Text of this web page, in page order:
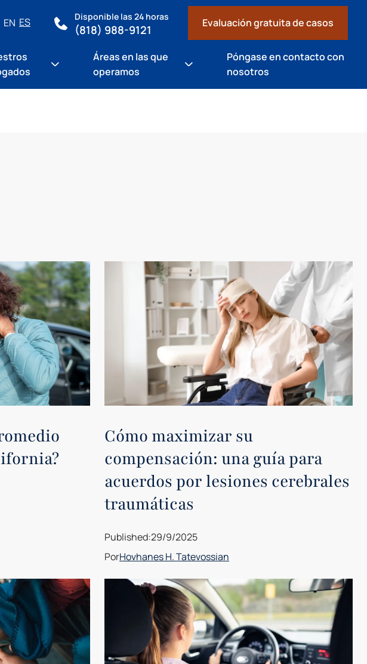
EN ES Disponible las 24 horas
(818) 988-9121 Evaluación gratuita de casos
Áreas en las que
operamos
Póngase en contacto con
nosotros
Cómo maximizar su
compensación: una guía para
acuerdos por lesiones cerebrales
traumáticas
Published:29/9/2025
PorHovhanes H. Tatevossian